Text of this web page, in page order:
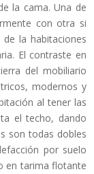
la cama. Una de
con otra si
la habitaciones
El contraste en
del mobiliario
modernos y
al tener las
el techo, dando
son todas dobles
por suelo
en tarima flotante